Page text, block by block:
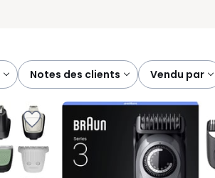
notes des clients vendu par